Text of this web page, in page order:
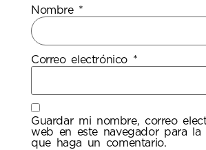
Nombre *
Correo electrónico *
Guardar mi nombre, correo
web en este navegador para la
que haga un comentario.